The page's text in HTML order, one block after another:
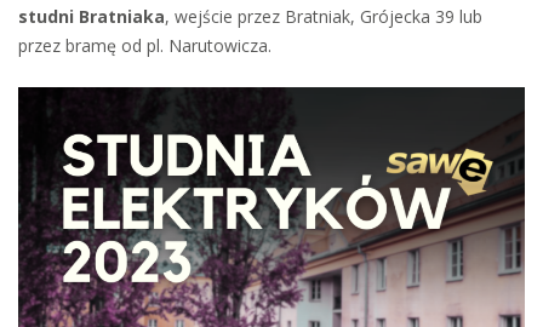
studni Bratniaka, wejście przez Bratniak, Grójecka 39 lub
przez bramę od pl. Narutowicza.